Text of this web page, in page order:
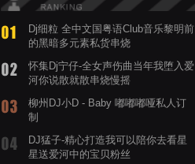
Dj细粒 全中文国粤语Club音乐黎明前
的黑暗多元素私货串烧
怀集Dj宁仔-全女声伤曲当年我堕入爱
河你说散就散串烧慢摇
柳州DJ小D - Baby 嘟嘟嘟哑私人订
制
DJ猛子-精心打造我可以陪你去看星
星送爱河中的宝贝粉丝